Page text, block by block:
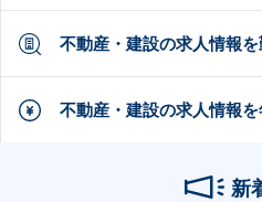
不動産・建設の求人情報
不動産・建設の求人情報
新